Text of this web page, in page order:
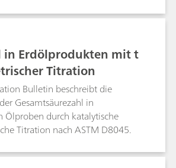
von 60 s, beträgt die
für Gesamtarsen 0.9 µg/L, für
L.
in Erdölprodukten mit t
Titration
Bulletin beschreibt die
Gesamtsäurezahl in
Ölproben durch katalytische
Titration nach ASTM D8045.